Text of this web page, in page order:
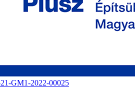
GM1-2022-00025